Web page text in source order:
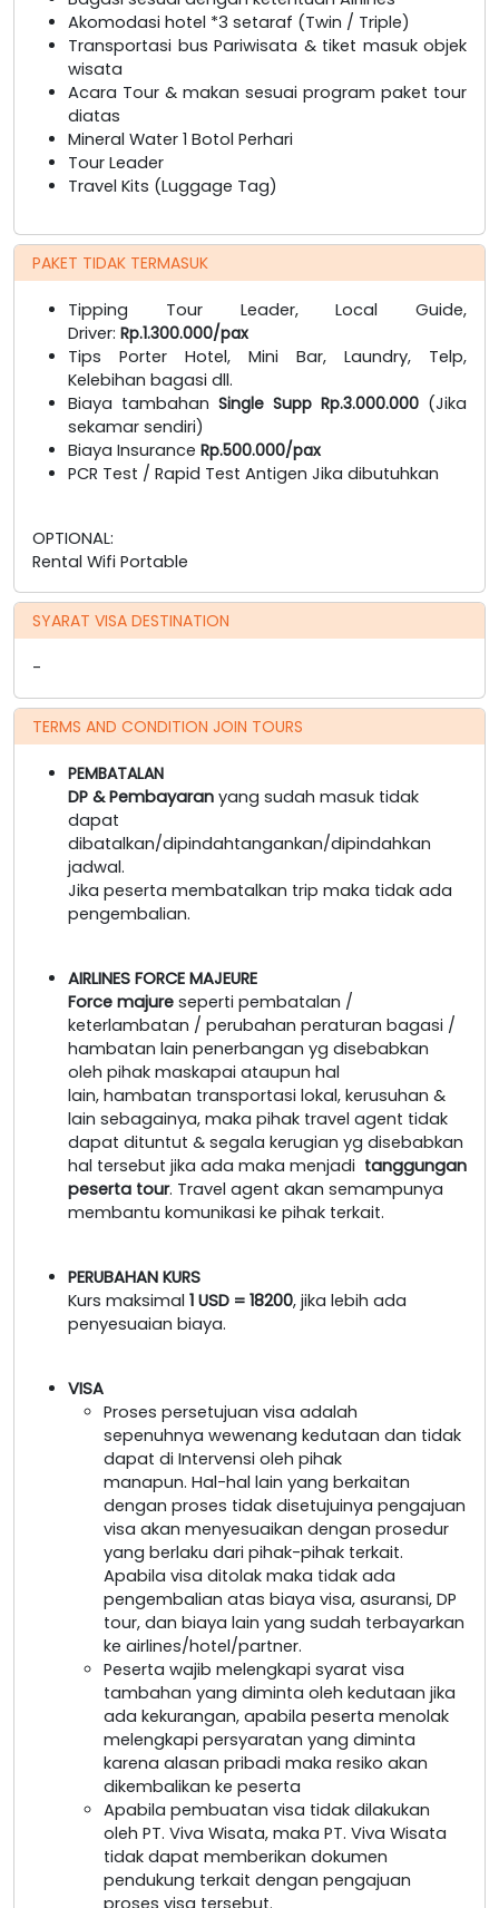
Akomodasi hotel *3 setaraf (Twin / Triple)
Transportasi bus Pariwisata & tiket masuk objek
wisata
Acara Tour & makan sesuai program paket tour
diatas
Mineral Water 1 Botol Perhari
Tour Leader
Travel Kits (Luggage Tag)
PAKET TIDAK TERMASUK
Tipping Tour Leader, Local Guide,
Driver: Rp.1.300.000/pax
Tips Porter Hotel, Mini Bar, Laundry, Telp,
Kelebihan bagasi dll.
Biaya tambahan Single Supp Rp.3.000.000 (Jika
sekamar sendiri)
Biaya Insurance Rp.500.000/pax
PCR Test / Rapid Test Antigen Jika dibutuhkan
OPTIONAL:
Rental Wifi Portable
SYARAT VISA DESTINATION
-
TERMS AND CONDITION JOIN TOURS
PEMBATALAN
DP & Pembayaran yang sudah masuk tidak
dapat
dibatalkan/dipindahtangankan/dipindahkan
jadwal.
Jika peserta membatalkan trip maka tidak ada
pengembalian.
AIRLINES FORCE MAJEURE
Force majure seperti pembatalan /
keterlambatan / perubahan peraturan bagasi /
hambatan lain penerbangan yg disebabkan
oleh pihak maskapai ataupun hal
lain, hambatan transportasi lokal, kerusuhan &
lain sebagainya, maka pihak travel agent tidak
dapat dituntut & segala kerugian yg disebabkan
hal tersebut jika ada maka menjadi tanggungan
peserta tour. Travel agent akan semampunya
membantu komunikasi ke pihak terkait.
PERUBAHAN KURS
Kurs maksimal 1 USD = 18200, jika lebih ada
penyesuaian biaya.
VISA
Proses persetujuan visa adalah
sepenuhnya wewenang kedutaan dan tidak
dapat di Intervensi oleh pihak
manapun. Hal-hal lain yang berkaitan
dengan proses tidak disetujuinya pengajuan
visa akan menyesuaikan dengan prosedur
yang berlaku dari pihak-pihak terkait.
Apabila visa ditolak maka tidak ada
pengembalian atas biaya visa, asuransi, DP
tour, dan biaya lain yang sudah terbayarkan
ke airlines/hotel/partner.
Peserta wajib melengkapi syarat visa
tambahan yang diminta oleh kedutaan jika
ada kekurangan, apabila peserta menolak
melengkapi persyaratan yang diminta
karena alasan pribadi maka resiko akan
dikembalikan ke peserta
Apabila pembuatan visa tidak dilakukan
oleh PT. Viva Wisata, maka PT. Viva Wisata
tidak dapat memberikan dokumen
pendukung terkait dengan pengajuan
proses visa tersebut.